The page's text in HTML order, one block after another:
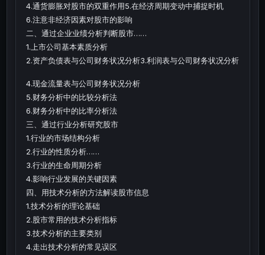
4.通货膨胀对股市的双重作用5.在经济周期变动中捕捉时机
6.注意非经济因素对股市的影响
二、通过企业业绩分析判断股市……
1.上市公司基本素质分析
2.资产负债表与公司财务状况分析3.利润表与公司财务状况分析
4.现金流量表与公司财务状况分析
5.财务分析中的比较分析法
6.财务分析中的比率分析法
三、通过行业分析研究股市
1.行业的市场结构分析
2.行业的性质分析……
3.行业的生命周期分析
4.影响行业发展的关键因素
四、用技术分析的方法解读股市信息
1.技术分析的理论基础
2.股市常用的技术分析指标
3.技术分析的主要类别
4.走出技术分析的常见误区